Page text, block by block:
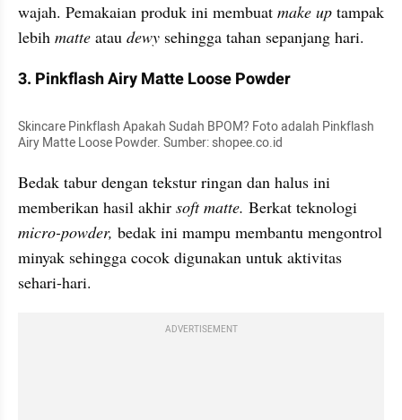
wajah. Pemakaian produk ini membuat make up tampak
lebih matte atau dewy sehingga tahan sepanjang hari.
3. Pinkflash Airy Matte Loose Powder
Skincare Pinkflash Apakah Sudah BPOM? Foto adalah Pinkflash
Airy Matte Loose Powder. Sumber: shopee.co.id
Bedak tabur dengan tekstur ringan dan halus ini
memberikan hasil akhir soft matte. Berkat teknologi
micro-powder, bedak ini mampu membantu mengontrol
minyak sehingga cocok digunakan untuk aktivitas
sehari-hari.
ADVERTISEMENT